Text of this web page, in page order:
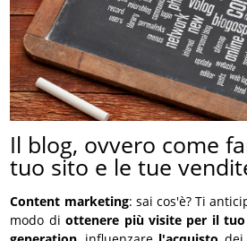
Il blog, ovvero come
tuo sito e le tue
Content marketing: sai cos'è? Ti
modo diottenere più visite per il